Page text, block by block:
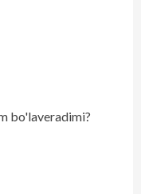
bo'laveradimi?